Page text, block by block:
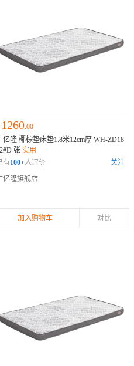
1260.00
亿隆 椰棕垫床垫1.8米12cm厚 WH-ZD18
张 实用
有100+人评价
关注
亿隆旗舰店
加入购物车 对比